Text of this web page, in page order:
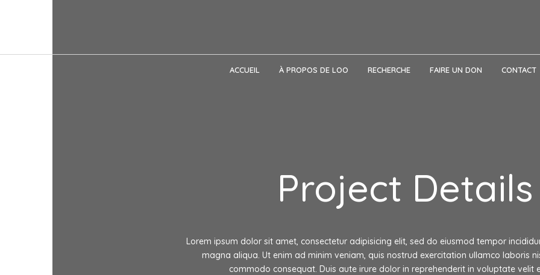
ACCUEIL À PROPOS DE LOO RECHERCHE FAIRE UN DON CONTACT
Project Details
Lorem ipsum dolor sit amet, consectetur adipisicing elit, sed do eiusmod tempor
magna aliqua. Ut enim ad minim veniam, quis nostrud exercitation ullamco laboris
commodo consequat. Duis aute irure dolor in reprehenderit in voluptate velit